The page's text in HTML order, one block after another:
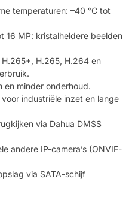
temperaturen: –40 °C tot
16 MP: kristalheldere beelden
H.265, H.264 en
en minder onderhoud.
industriële inzet en lange
via Dahua DMSS
andere IP-camera’s (ONVIF-
via SATA-schijf